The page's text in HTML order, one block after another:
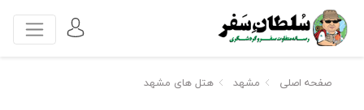
صفحه اصلی مشهد هتل های مشهد